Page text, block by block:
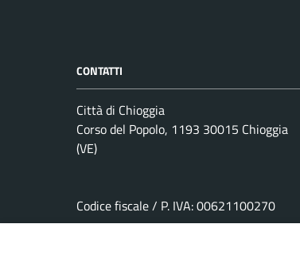
CONTATTI
Città di Chioggia
Corso del Popolo, 1193 30015 Chioggia
(VE)
Codice fiscale / P. IVA: 00621100270